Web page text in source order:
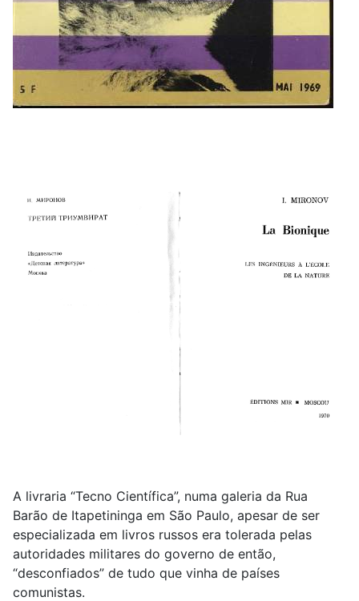
A livraria “Tecno Científica”, numa galeria da Rua
Barão de Itapetininga em São Paulo, apesar de ser
especializada em livros russos era tolerada pelas
autoridades militares do governo de então,
“desconfiados” de tudo que vinha de países
comunistas.